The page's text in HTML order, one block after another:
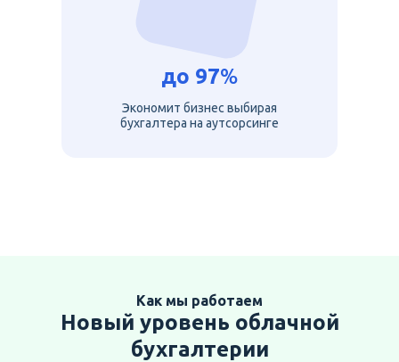
до 97%
Экономит бизнес выбирая
бухгалтера на аутсорсинге
Как мы работаем
Новый уровень облачной
бухгалтерии